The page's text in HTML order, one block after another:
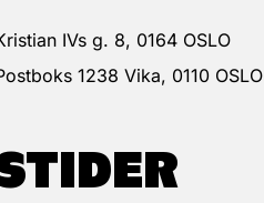
IVs g. 8, 0164 OSLO
1238 Vika, 0110 OSLO